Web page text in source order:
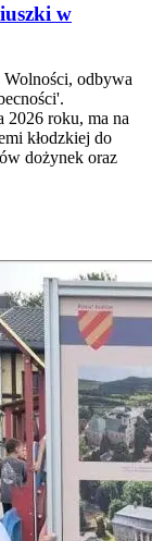
w
odbywa
2026 roku, ma na
kłodzkiej do
dożynek oraz